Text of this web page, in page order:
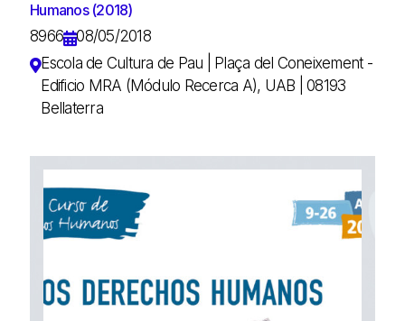
Humanos (2018)
8966
08/05/2018
Escola de Cultura de Pau | Plaça del Coneixement -
Edificio MRA (Módulo Recerca A), UAB | 08193
Bellaterra